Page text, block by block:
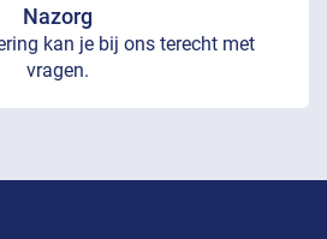
Nazorg
kan je bij ons terecht met
vragen.